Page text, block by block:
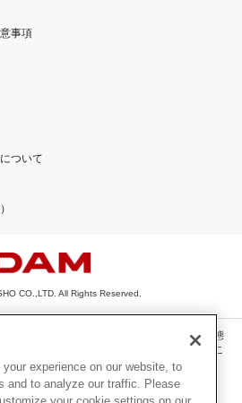
事項
ついて
CO.,LTD. All Rights Reserved.
文章・画像・写真・動画・音声等を、手段や形態
超えて無断で複製、転載、ファイル化などするこ
ご利用いただけない場合があります。
experience on our website, to
and to analyze our traffic. Please